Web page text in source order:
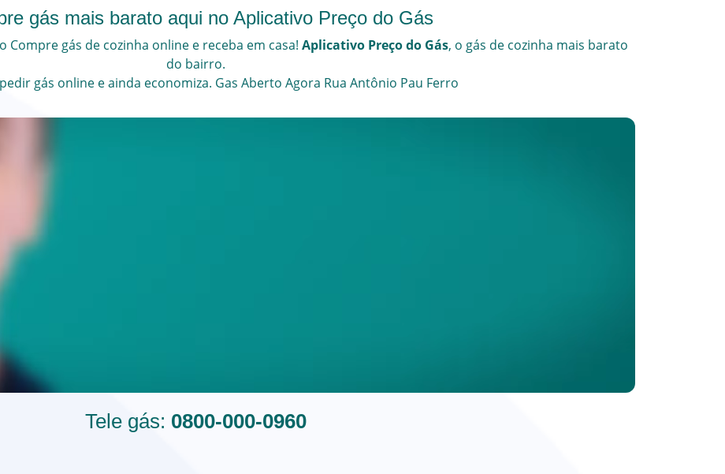
gás mais barato aqui no Aplicativo Preço do Gás
Compre gás de cozinha online e receba em casa! Aplicativo Preço do Gás, o gás de cozinha mais barato
do bairro.
pedir gás onlinee ainda economiza. Gas Aberto Agora Rua Antônio Pau Ferro
Tele gás: 0800-000-0960